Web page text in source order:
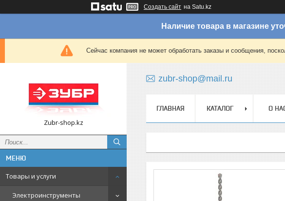
Создать сайт на Satu.kz
Наличие товара в магазине
Сейчас компания не может обработать заказы и сообщения,
Zubr-shop.kz
Товары и услуги
Электроинструменты
zubr-shop@mail.ru
ГЛАВНАЯ КАТАЛОГ О